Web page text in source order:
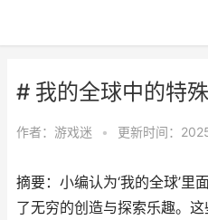
# 我的全球中的特
作者： 游戏迷 • 更新时间：
摘要：小编认为‘我的全球’里
了无穷的创造与探索乐趣。